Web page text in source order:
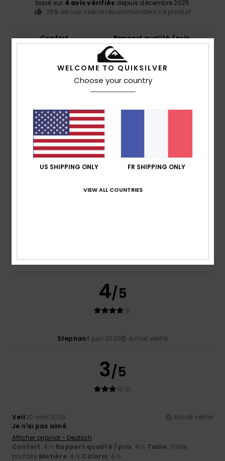
basé sur 4 avis vérifiés depuis décembre 2025
25% de nos clients recommandent ce produit
Confort
Rapport qualité / prix
Taille
Trop grand
Matière
Coloris
2/5
Matière: 3/5 Coloris: 4/5
4/5
Stephan4 juin 2026 Achat vérifié
3/5
Veit20 avril 2026
Achat vérifié
Je n'ai pas aimé.
Afficher original - Deutsch
Confort: 4/5 Rapport qualité / prix: 4/5 Taille: Taille
parfaite Matière: 4 /5 Coloris: 4 /5
WELCOME TO QUIKSILVER
Choose your country
US SHIPPING ONLY FR SHIPPING ONLY
VIEW ALL COUNTRIES